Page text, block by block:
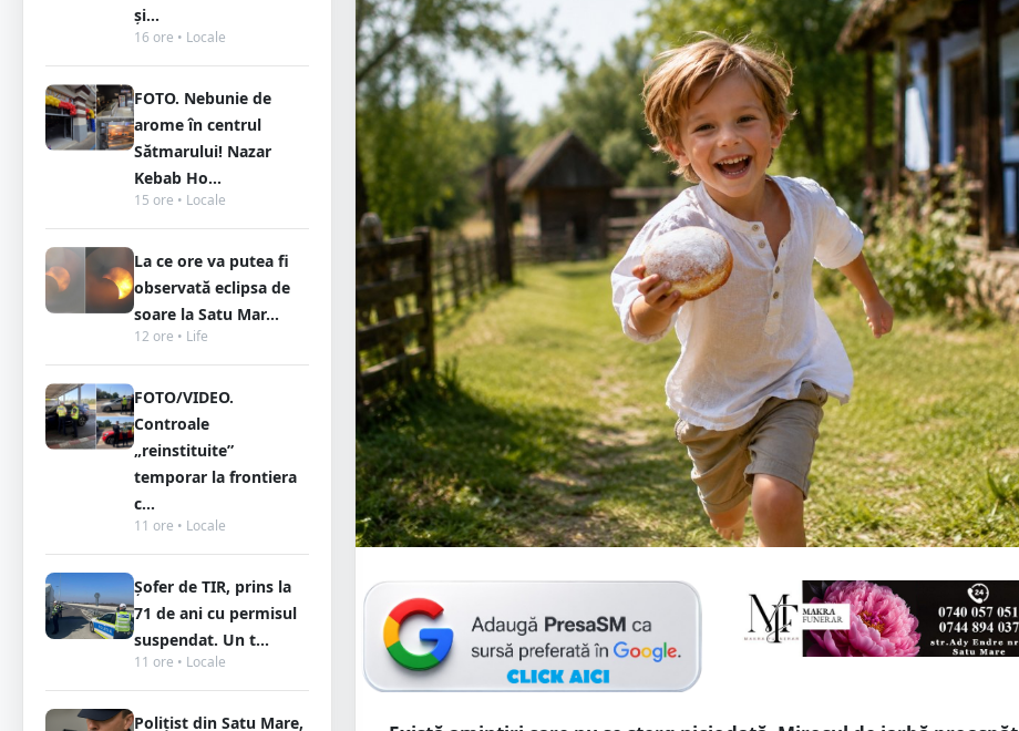
și...
16 ore • Locale
FOTO. Nebunie de
arome în centrul
Sătmarului! Nazar
Kebab Ho...
15 ore • Locale
La ce ore va putea fi
observată eclipsa de
soare la Satu Mar...
12 ore • Life
FOTO/VIDEO.
Controale
„reinstituite”
temporar la frontiera
c...
11 ore • Locale
Șofer de TIR, prins la
71 de ani cu permisul
suspendat. Un t...
11 ore • Locale
Polițist din Satu Mare,